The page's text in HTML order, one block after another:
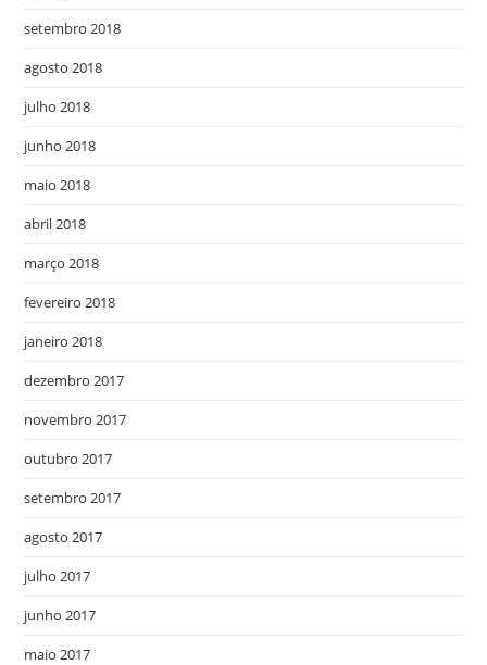
setembro 2018
agosto 2018
julho 2018
junho 2018
maio 2018
abril 2018
março 2018
fevereiro 2018
janeiro 2018
dezembro 2017
novembro 2017
outubro 2017
setembro 2017
agosto 2017
julho 2017
junho 2017
maio 2017